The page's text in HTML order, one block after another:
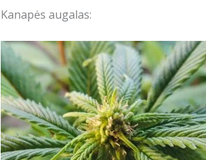
Kanapės augalas: